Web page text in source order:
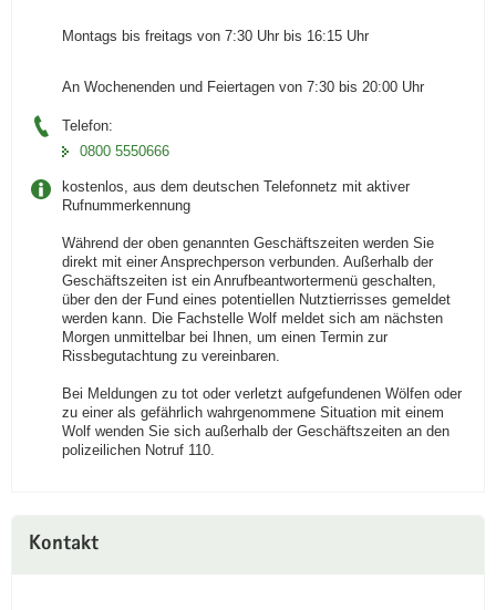
Montags bis freitags von 7:30 Uhr bis 16:15 Uhr
An Wochenenden und Feiertagen von 7:30 bis 20:00 Uhr
Telefon:
0800 5550666
kostenlos, aus dem deutschen Telefonnetz mit aktiver
Rufnummerkennung
Während der oben genannten Geschäftszeiten werden Sie
direkt mit einer Ansprechperson verbunden. Außerhalb der
Geschäftszeiten ist ein Anrufbeantwortermenü geschalten,
über den der Fund eines potentiellen Nutztierrisses gemeldet
werden kann. Die Fachstelle Wolf meldet sich am nächsten
Morgen unmittelbar bei Ihnen, um einen Termin zur
Rissbegutachtung zu vereinbaren.
Bei Meldungen zu tot oder verletzt aufgefundenen Wölfen oder
zu einer als gefährlich wahrgenommene Situation mit einem
Wolf wenden Sie sich außerhalb der Geschäftszeiten an den
polizeilichen Notruf 110.
Kontakt